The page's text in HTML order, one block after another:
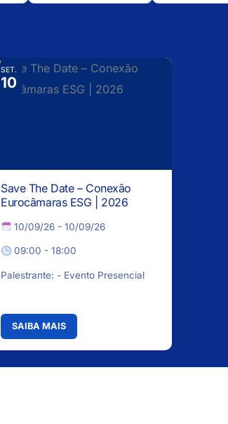
SET.
10
Save The Date – Conexão
Eurocâmaras ESG | 2026
10/09/26 - 10/09/26
09:00 - 18:00
Palestrante: - Evento Presencial
SAIBA MAIS